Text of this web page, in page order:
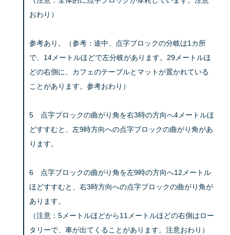
おわり）
参考あり。（参考：途中、点字ブロックの分岐は1カ所
で、14メートルほどで左分岐があります。29メートルほ
どの右側に、カフェのテーブルとマットが置かれている
ことがあります。参考おわり）
5 点字ブロックの曲がり角を右3時の方向へ4メートルほ
どすすむと、左9時方向への点字ブロックの曲がり角があ
ります。
6 点字ブロックの曲がり角を左9時の方向へ12メートル
ほどすすむと、右3時方向への点字ブロックの曲がり角が
あります。
（注意：5メートルほどから11メートルほどの右側はロー
タリーで、車が出てくることがあります。注意おわり）